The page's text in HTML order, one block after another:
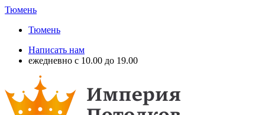
Тюмень
Тюмень
Написать нам
ежедневно с 10.00 до 19.00